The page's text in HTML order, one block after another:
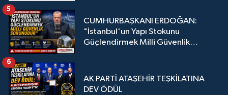
CUMHURBAŞKANI ERDOĞAN:
"İstanbul'un Yapı Stokunu
Güçlendirmek Milli Güvenlik
5
AK PARTİ ATAŞEHİR TEŞKİLATINA
DEV ÖDÜL
6